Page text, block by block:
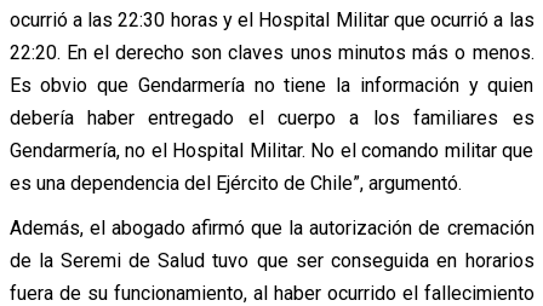
ocurrió a las 22:30 horas y el Hospital Militar que ocurrió a las
22:20. En el derecho son claves unos minutos más o menos.
Es obvio que Gendarmería no tiene la información y quien
debería haber entregado el cuerpo a los familiares es
Gendarmería, no el Hospital Militar. No el comando militar que
es una dependencia del Ejército de Chile”, argumentó.
Además, el abogado afirmó que la autorización de cremación
de la Seremi de Salud tuvo que ser conseguida en horarios
fuera de su funcionamiento, al haber ocurrido el fallecimiento